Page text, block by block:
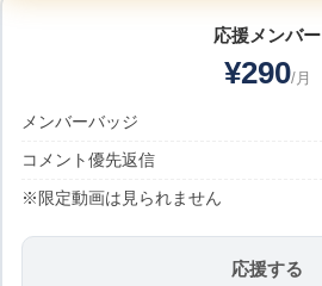
応援メンバー
¥290/月
メンバーバッジ
コメント優先返信
※限定動画は見られません
応援する